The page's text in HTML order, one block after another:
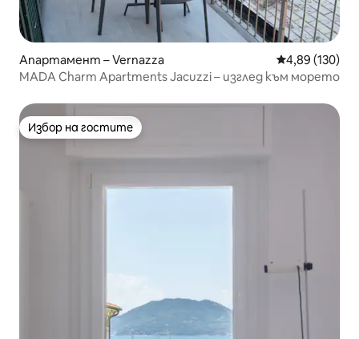
Апартамент – Vernazza Средна
4,89 (130)
MADA Charm Apartments Jacuzzi – изглед към морето
Избор на гостите
Избор на гостите